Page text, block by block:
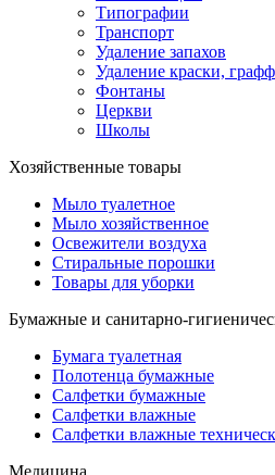
Типографии
Транспорт
Удаление запахов
Удаление краски,
Фонтаны
Церкви
Школы
Хозяйственные товары
Мыло туалетное
Мыло хозяйственное
Освежители воздуха
Стиральные порошки
Товары для уборки
Бумажные и санитарно-
Бумага туалетная
Полотенца бумажные
Салфетки бумажные
Салфетки влажные
Салфетки влажные
Медицина